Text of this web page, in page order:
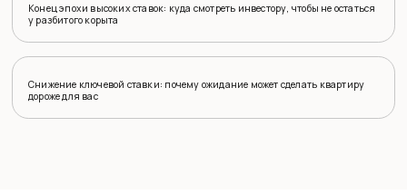
Конец эпохи высоких ставок: куда смотреть инвестору, чтобы не остаться
у разбитого корыта
Снижение ключевой ставки: почему ожидание может сделать квартиру
дороже для вас